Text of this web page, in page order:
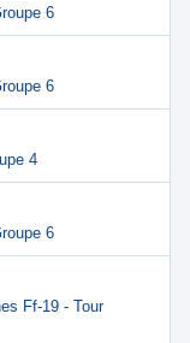
6
6
4
6
Ff-19 - Tour